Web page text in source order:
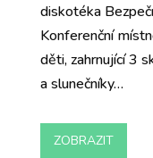
diskotéka
Konferenční
děti, zahrnující 3
a slunečníky…
ZOBRAZIT